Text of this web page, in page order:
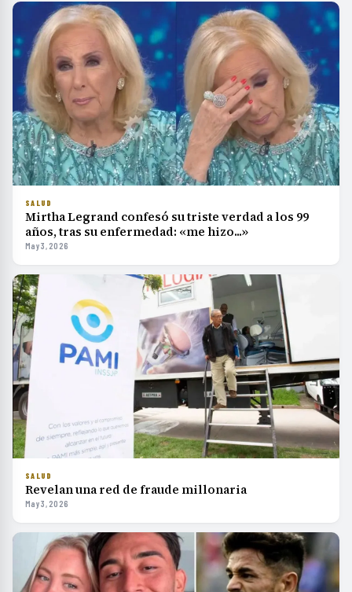
SALUD
Mirtha Legrand confesó su triste verdad a los 99
años, tras su enfermedad: «me hizo...»
May 3, 2026
SALUD
Revelan una red de fraude millonaria
May 3, 2026